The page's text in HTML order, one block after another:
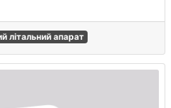
літальний апарат